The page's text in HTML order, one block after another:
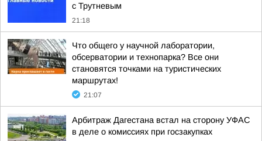
с Трутневым
21:18
Что общего у научной лаборатории,
обсерватории и технопарка? Все они
становятся точками на туристических
маршрутах!
21:07
Арбитраж Дагестана встал на сторону УФАС
в деле о комиссиях при госзакупках